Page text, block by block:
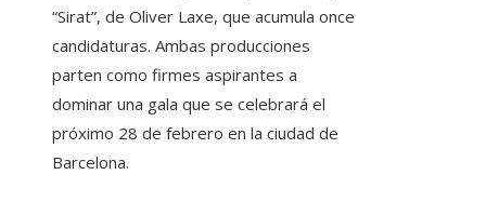
“Sirat”, de Oliver Laxe, que acumula once
candidaturas. Ambas producciones
parten como firmes aspirantes a
dominar una gala que se celebrará el
próximo 28 de febrero en la ciudad de
Barcelona.